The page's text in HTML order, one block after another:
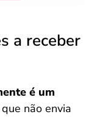
a receber
é um
não envia